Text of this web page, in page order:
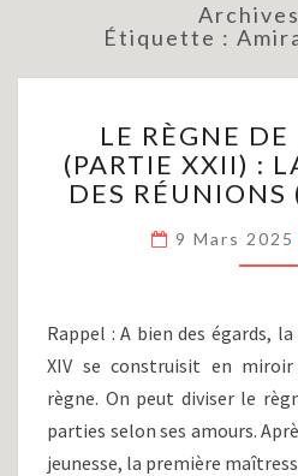
Étiquette :
DE
LA
LE RÈGNE
(PARTIE XXII) :
DES
9 Mars 2025
Rappel : A bien des égards,
XIV se construisit en
règne. On peut diviser le
parties selon ses amours.
jeunesse, la première